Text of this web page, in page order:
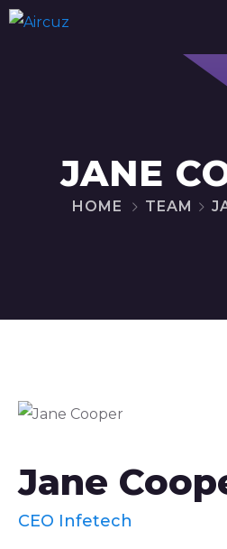
JANE
HOME TEAM
Jane
CEO Infetech